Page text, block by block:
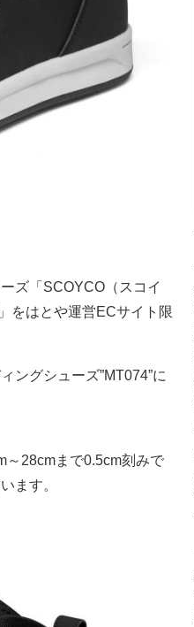
ズ「SCOYCO（スコイ
をはとや運営ECサイト限
ングシューズ”MT074”に
～28cmまで0.5cm刻みで
ます。